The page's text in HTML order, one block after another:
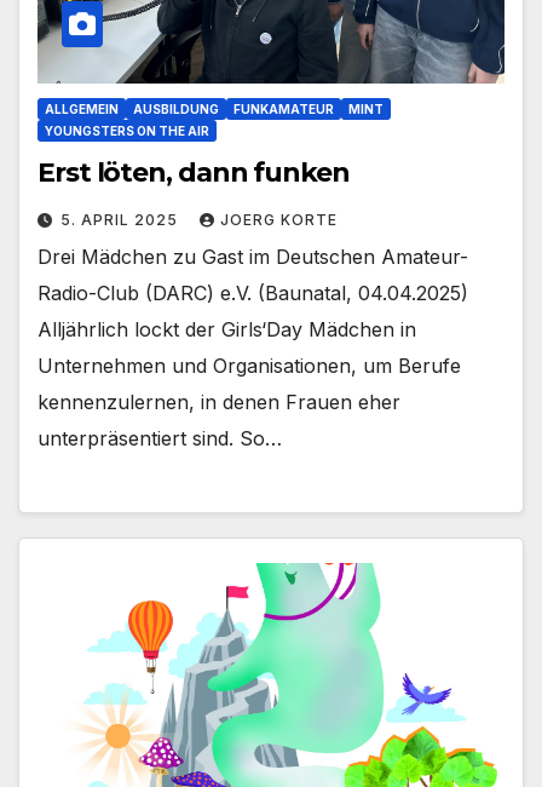
ALLGEMEIN AUSBILDUNG FUNKAMATEUR
MINT
YOUNGSTERS ON THE AIR
Erst löten, dann funken
5. APRIL 2025 JOERG KORTE
Drei Mädchen zu Gast im Deutschen Amateur-
Radio-Club (DARC) e.V. (Baunatal, 04.04.2025)
Alljährlich lockt der Girls‘Day Mädchen in
Unternehmen und Organisationen, um Berufe
kennenzulernen, in denen Frauen eher
unterpräsentiert sind. So…